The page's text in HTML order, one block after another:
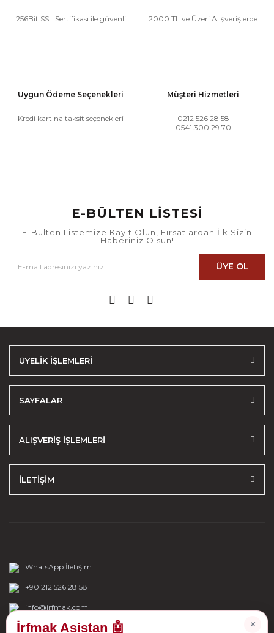
256Bit SSL Sertifikası ile güvenli 2000 TL ve Üzeri Alışverişlerde
Uygun Ödeme Seçenekleri
Kredi kartına taksit seçenekleri
Müşteri Hizmetleri
0212 526 28 58
0541 300 29 70
E-BÜLTEN LİSTESİ
E-Bülten Listemize Kayıt Olun, Fırsatlardan İlk Sizin
Haberiniz Olsun!
ÜYE OL
ÜYELİK İŞLEMLERİ
SAYFALAR
ALIŞVERİŞ İŞLEMLERİ
İLETİŞİM
WhatsApp İletişim
+90 212 526 28 58
info@irfmak.com
×
İrfmak Asistan 🤖